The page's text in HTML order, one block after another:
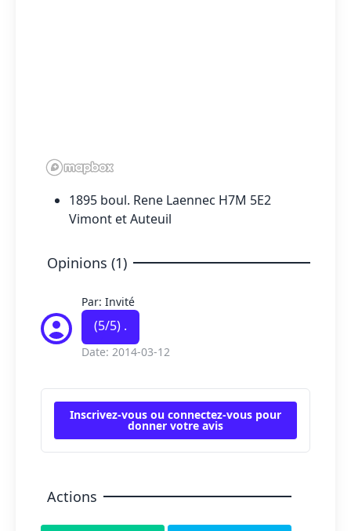
1895 boul. Rene Laennec H7M 5E2
Vimont et Auteuil
Opinions (1)
Par: Invité
(5/5) .
Date: 2014-03-12
Inscrivez-vous ou connectez-vous pour
donner votre avis
Actions